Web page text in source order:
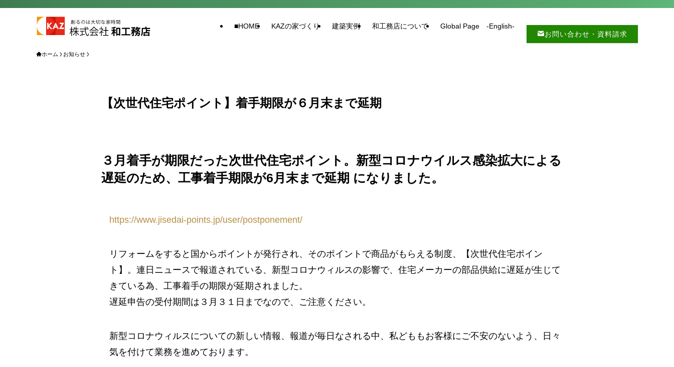
■HOME KAZの家づくり 建築実例 和工務店について
Global Page -English-
お問い合わせ・資料請求
ホーム お知らせ
【次世代住宅ポイント】着手期限が６月末まで延期
３月着手が期限だった次世代住宅ポイント。新型コロナウイルス感染拡大による
遅延のため、工事着手期限が6月末まで延期 になりました。
https://www.jisedai-points.jp/user/postponement/
リフォームをすると国からポイントが発行され、そのポイントで商品がもらえる制度、【次世代住宅ポイン
ト】。連日ニュースで報道されている、新型コロナウィルスの影響で、住宅メーカーの部品供給に遅延が生じて
きている為、工事着手の期限が延期されました。
遅延申告の受付期間は３月３１日までなので、ご注意ください。
新型コロナウィルスについての新しい情報、報道が毎日なされる中、私どももお客様にご不安のないよう、日々
気を付けて業務を進めております。